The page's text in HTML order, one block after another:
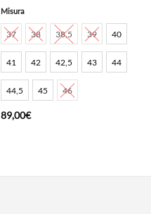
Misura
37 38 38,5 39 40
41 42 42,5 43 44
44,5 45 46
89,00€